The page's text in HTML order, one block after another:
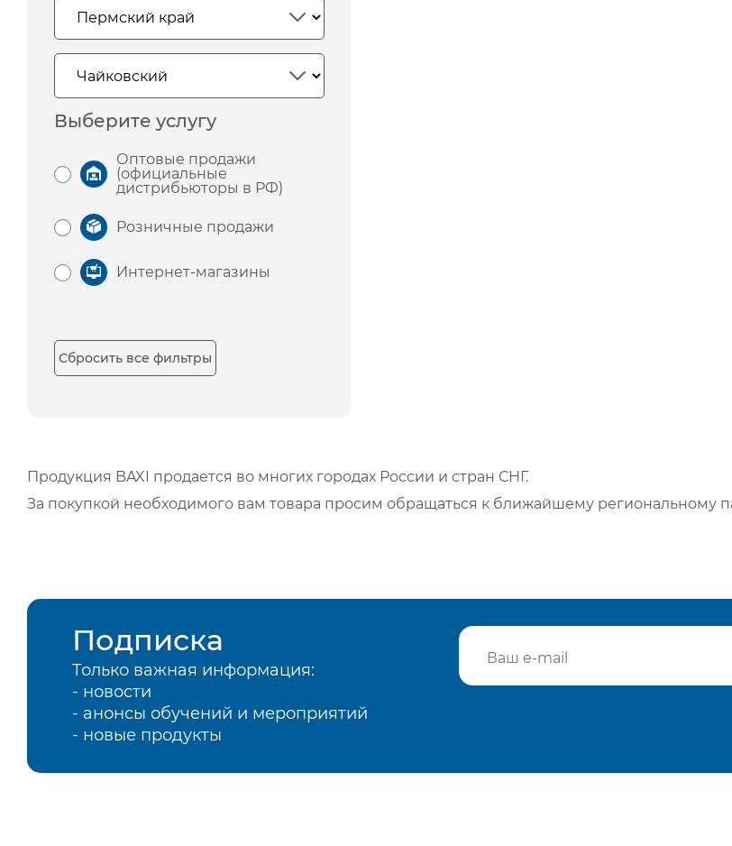
Выберите услугу
Оптовые продажи
(официальные
дистрибьюторы в РФ)
Розничные продажи
Интернет-магазины
Сбросить все фильтры
Продукция BAXI продается во многих городах России и стран СНГ.
За покупкой необходимого вам товара просим обращаться к ближайшему
Подписка
Только важная информация:
- новости
- анонсы обучений и мероприятий
- новые продукты